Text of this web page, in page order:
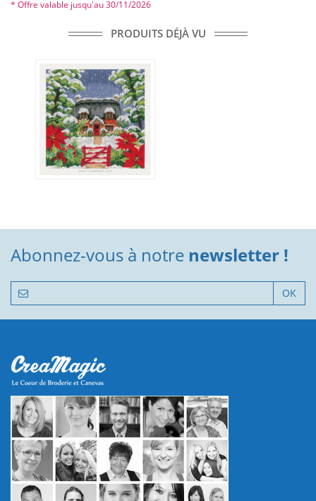
* Offre valable jusqu'au 30/11/2026
PRODUITS DÉJÀ VU
Abonnez-vous à notre newsletter !
OK